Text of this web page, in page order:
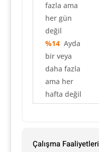
fazla ama
her gün
değil
%14 Ayda
bir veya
daha fazla
ama her
hafta değil
Çalışma Faaliyetleri